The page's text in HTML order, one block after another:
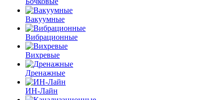
Вакуумные
Вибрационные
Вихревые
Дренажные
ИН-Лайн